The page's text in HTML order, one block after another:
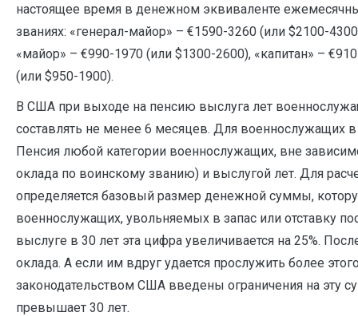
настоящее время в денежном эквиваленте
званиях: «генерал-майор» – €1590-3260 (или $2100-
«майор» – €990-1970 (или $1300-2600), «капитан» –
(или $950-1900).
В США при выходе на пенсию выслуга лет
составлять не менее 6 месяцев. Для военнослужащих
Пенсия любой категории военнослужащих, вне
оклада по воинскому званию) и выслугой лет. Для
определяется базовый размер денежной суммы,
военнослужащих, увольняемых в запас или отставку
выслуге в 30 лет эта цифра увеличивается на 25%.
оклада. А если им вдруг удается прослужить более
законодательством США введены ограничения на эту
превышает 30 лет.